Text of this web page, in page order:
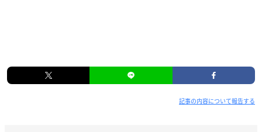
記事の内容について報告する